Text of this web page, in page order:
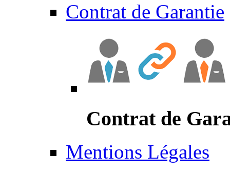
Contrat de Garantie
Contrat de
Mentions Légales